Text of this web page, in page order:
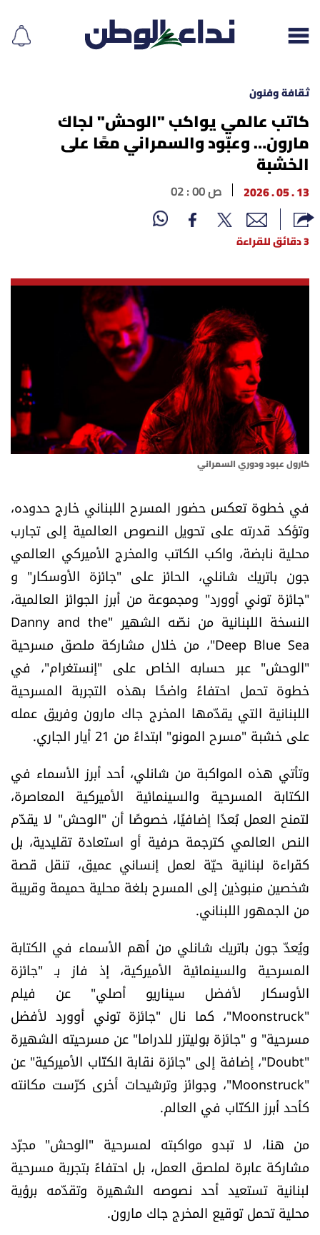
إقرأ الجريدة
لبنان
الغلاف
نداء اليوم
متفرقات
نداء القرّاء
خاص الموقع
كتّابنا
تحت المجهر
آراء
اقتصاد
العالم
الصحافة الإسرائيلية
ثقافة وفنون
فصل من كتاب
اقرأ تضحك
كاميرا
سجالات
الرياضة
منوّعات
حظّك اليوم
للتاريخ
فيديو
من نحن
ثقافة وفنون
كاتب عالمي يواكب "الوحش" لجاك
مارون… وعبّود والسمراني معًا على
الخشبة
13 . 05 . 2026 02 : 00 ص
3 دقائق للقراءة
كارول عبود ودوري السمراني
في خطوة تعكس حضور المسرح اللبناني خارج حدوده،
وتؤكد قدرته على تحويل النصوص العالمية إلى تجارب
محلية نابضة، واكب الكاتب والمخرج الأميركي العالمي
جون باتريك شانلي، الحائز على "جائزة الأوسكار" و
"جائزة توني أوورد" ومجموعة من أبرز الجوائز العالمية،
النسخة اللبنانية من نصّه الشهير "Danny and the
Deep Blue Sea"، من خلال مشاركة ملصق مسرحية
"الوحش" عبر حسابه الخاص على "إنستغرام"، في
خطوة تحمل احتفاءً واضحًا بهذه التجربة المسرحية
اللبنانية التي يقدّمها المخرج جاك مارون وفريق عمله
على خشبة "مسرح المونو" ابتداءً من 21 أيار الجاري.
وتأتي هذه المواكبة من شانلي، أحد أبرز الأسماء في
الكتابة المسرحية والسينمائية الأميركية المعاصرة،
لتمنح العمل بُعدًا إضافيًا، خصوصًا أن "الوحش" لا يقدّم
النص العالمي كترجمة حرفية أو استعادة تقليدية، بل
كقراءة لبنانية حيّة لعمل إنساني عميق، تنقل قصة
شخصين منبوذين إلى المسرح بلغة محلية حميمة وقريبة
من الجمهور اللبناني.
ويُعدّ جون باتريك شانلي من أهم الأسماء في الكتابة
المسرحية والسينمائية الأميركية، إذ فاز بـ "جائزة
الأوسكار لأفضل سيناريو أصلي" عن فيلم
"Moonstruck"، كما نال "جائزة توني أوورد لأفضل
مسرحية" و "جائزة بوليتزر للدراما" عن مسرحيته الشهيرة
"Doubt"، إضافة إلى "جائزة نقابة الكتّاب الأميركية" عن
"Moonstruck"، وجوائز وترشيحات أخرى كرّست مكانته
كأحد أبرز الكتّاب في العالم.
من هنا، لا تبدو مواكبته لمسرحية "الوحش" مجرّد
مشاركة عابرة لملصق العمل، بل احتفاءً بتجربة مسرحية
لبنانية تستعيد أحد نصوصه الشهيرة وتقدّمه برؤية
محلية تحمل توقيع المخرج جاك مارون.